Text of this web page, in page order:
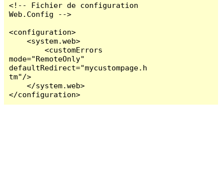
<!-- Fichier de configuration
Web.Config -->
<configuration>
    <system.web>
        <customErrors
mode="RemoteOnly"
defaultRedirect="mycustompage.h
tm"/>
    </system.web>
</configuration>